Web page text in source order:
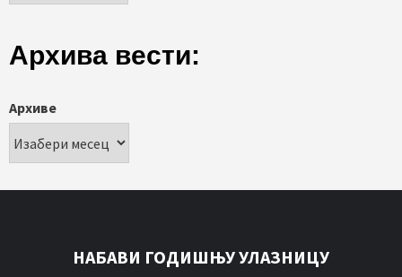
Архива вести:
Архиве
НАБАВИ ГОДИШЊУ УЛАЗНИЦУ